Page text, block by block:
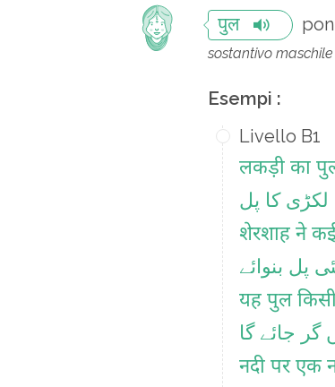
पुल
sostantivo maschile
Esempi :
Livello B1
लकड़ी का
لکڑی کا پل
शेरशाह ने
پل بنوائے
यह पुल
جائے گا
नदी पर एक